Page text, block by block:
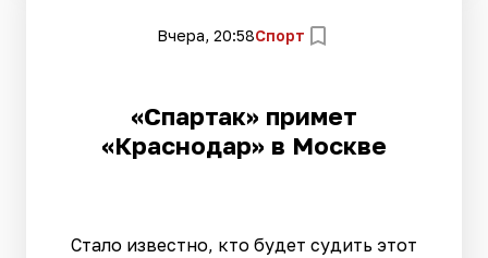
Вчера, 20:58Спорт
«Спартак» примет
«Краснодар» в Москве
Стало известно, кто будет судить этот